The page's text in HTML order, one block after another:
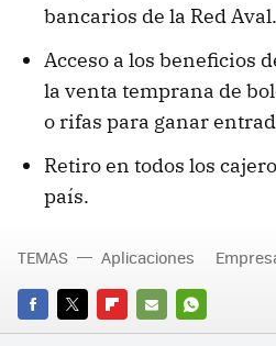
bancarios de la Red Aval.
Acceso a los beneficios
la venta temprana de
o rifas para ganar
Retiro en todos los
país.
FACEBOOK
TWITTERFLIPBOARD
E-
WHATSAPP
TEMAS Aplicaciones